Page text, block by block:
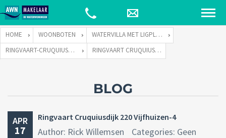
HOME WOONBOTEN
WATERVILLA MET LIGPLAATS
RINGVAART-CRUQUIUSDIJK 220 TE 2141 EW VIJFHUIZEN
RINGVAART CRUQUIUSDIJK 220 VIJFHUIZEN-4
BLOG
APR
17
Ringvaart Cruquiusdijk 220 Vijfhuizen-4
Author: Rick Willemsen Categories: Geen